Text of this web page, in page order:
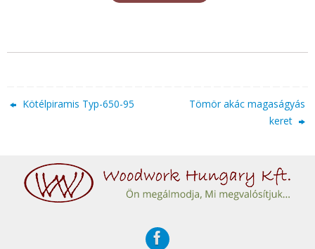
Kötélpiramis Typ-650-95
Tömör akác magaságyás
keret